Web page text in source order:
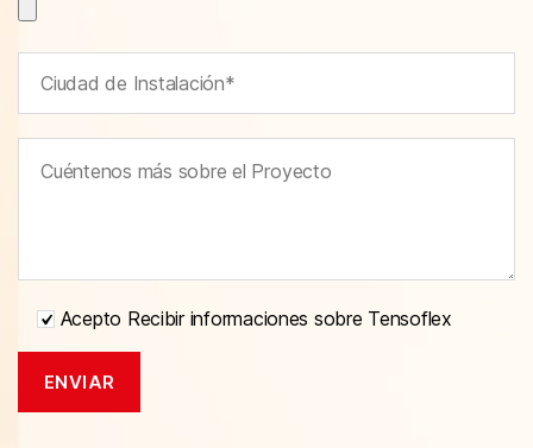
Acepto Recibir informaciones sobre Tensoflex